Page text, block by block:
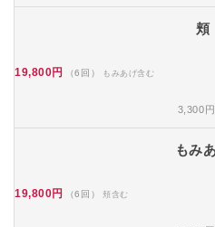
頬
19,800円 （6回） もみあげ含む
3,300
もみ
19,800円 （6回） 頬含む